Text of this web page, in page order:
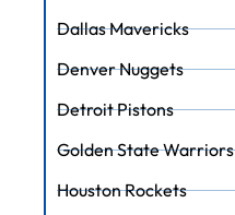
Dallas Mavericks
Denver Nuggets
Detroit Pistons
Golden State Warriors
Houston Rockets